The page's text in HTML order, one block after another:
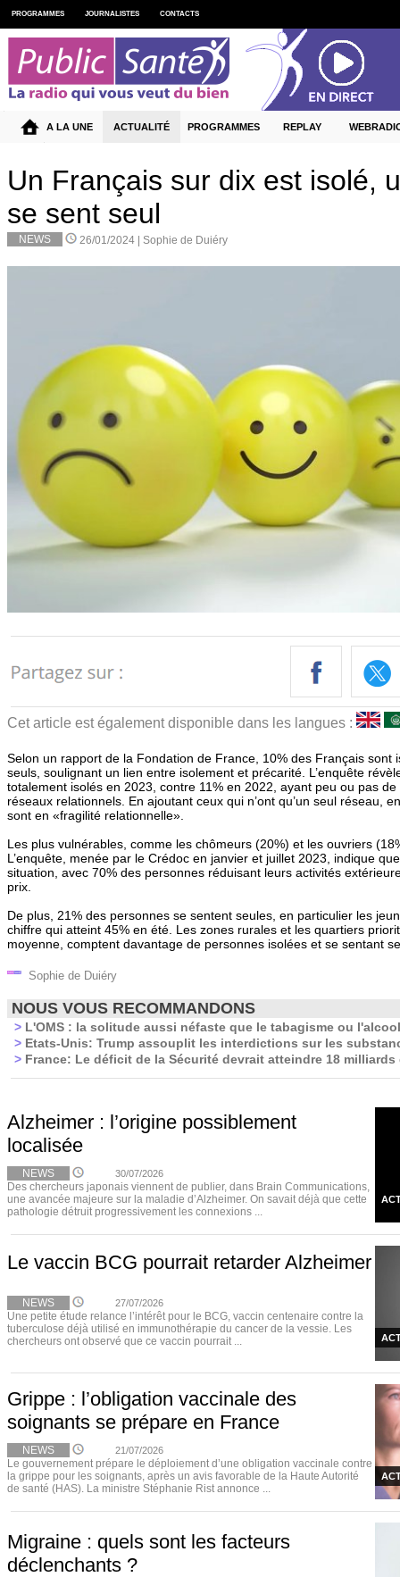
Un Français sur dix est isolé,
se sent seul
NEWS 26/01/2024 | Sophie de Duiéry
Cet article est également disponible dans les langues :
Selon un rapport de la Fondation de France, 10% des Français sont
seuls, soulignant un lien entre isolement et précarité. L’enquête
totalement isolés en 2023, contre 11% en 2022, ayant peu ou pas
réseaux relationnels. En ajoutant ceux qui n’ont qu’un seul réseau,
sont en «fragilité relationnelle».
Les plus vulnérables, comme les chômeurs (20%) et les ouvriers
L’enquête, menée par le Crédoc en janvier et juillet 2023, indique
situation, avec 70% des personnes réduisant leurs activités
prix.
De plus, 21% des personnes se sentent seules, en particulier les
chiffre qui atteint 45% en été. Les zones rurales et les quartiers
moyenne, comptent davantage de personnes isolées et se sentant
Sophie de Duiéry
NOUS VOUS RECOMMANDONS
> L'OMS : la solitude aussi néfaste que le tabagisme ou
> Etats-Unis: Trump assouplit les interdictions sur les
> France: Le déficit de la Sécurité devrait atteindre 18 milliards
Alzheimer : l’origine possiblement
localisée
NEWS 30/07/2026
Des chercheurs japonais viennent de publier, dans Brain Communications,
une avancée majeure sur la maladie d’Alzheimer. On savait déjà que cette
pathologie détruit progressivement les connexions ...
Le vaccin BCG pourrait retarder Alzheimer
NEWS 27/07/2026
Une petite étude relance l’intérêt pour le BCG, vaccin centenaire contre la
tuberculose déjà utilisé en immunothérapie du cancer de la vessie. Les
chercheurs ont observé que ce vaccin pourrait ...
Grippe : l’obligation vaccinale des
soignants se prépare en France
NEWS 21/07/2026
Le gouvernement prépare le déploiement d’une obligation vaccinale contre
la grippe pour les soignants, après un avis favorable de la Haute Autorité
de santé (HAS). La ministre Stéphanie Rist annonce ...
Migraine : quels sont les facteurs
déclenchants ?
PROGRAMMES JOURNALISTES CONTACTS
A LA UNE ACTUALITÉ PROGRAMMES REPLAY